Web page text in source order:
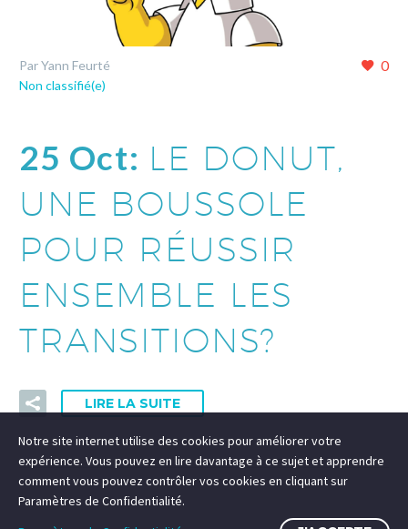
0
Par Yann Feurté
Non classifié(e)
25 Oct: LE DONUT,
UNE BOUSSOLE
POUR RÉUSSIR
ENSEMBLE LES
TRANSITIONS?
LIRE LA SUITE
Notre site internet utilise des cookies pour améliorer votre
expérience. Vous pouvez en lire davantage à ce sujet et apprendre
comment vous pouvez contrôler vos cookies en cliquant sur
Paramètres de Confidentialité.